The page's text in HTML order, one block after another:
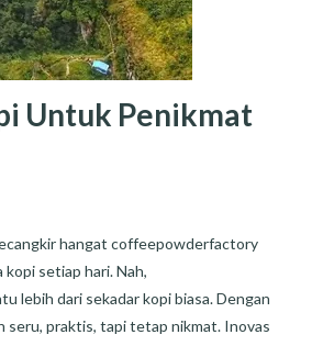
Untuk Penikmat
hangat coffeepowderfactory
setiap hari. Nah,
lebih dari sekadar kopi biasa. Dengan
seru, praktis, tapi tetap nikmat. Inovas